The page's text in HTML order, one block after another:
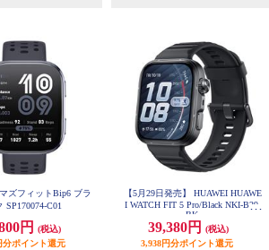
ズフィットBip6 ブラ
SP170074-C01
円
(税込)
分ポイント還元
【5月29日発売】 HUAWEI HUAWE
I WATCH FIT 5 Pro/Black NKI-B29-
BK
39,380円
(税込)
3,938円分ポイント還元